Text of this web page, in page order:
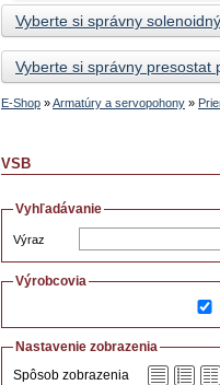
Vyberte si správny
Vyberte si správny presostat
E-Shop »Armatúry a servopohony »
VSB
Vyhľadávanie
Výraz
Výrobcovia
Nastavenie zobrazenia
Spôsob zobrazenia